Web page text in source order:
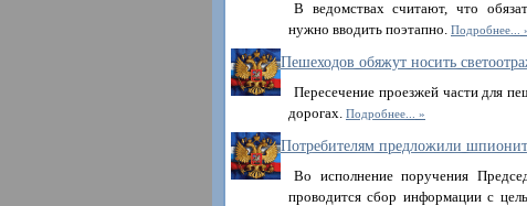
В ведомствах считают, что
нужно вводить поэтапно. Подробнее...
Пешеходов обяжут носить
Пересечение проезжей части для
дорогах. Подробнее...
Потребителям предложили
Во исполнение поручения
проводится сбор информации с